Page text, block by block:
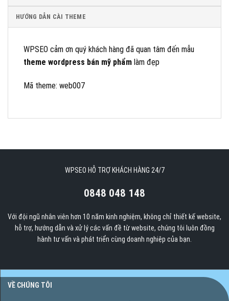
HƯỚNG DẪN CÀI THEME
WPSEO cảm ơn quý khách hàng đã quan tâm đến mẫu
theme wordpress bán mỹ phẩm làm đẹp
Mã theme: web007
WPSEO HỖ TRỢ KHÁCH HÀNG 24/7
0848 048 148
Với đội ngũ nhân viên hơn 10 năm kinh nghiệm, không chỉ thiết kế website,
hỗ trợ, hướng dẫn và xử lý các vấn đề từ website, chúng tôi luôn đồng
hành tư vấn và phát triển cùng doanh nghiệp của bạn.
VỀ CHÚNG TÔI